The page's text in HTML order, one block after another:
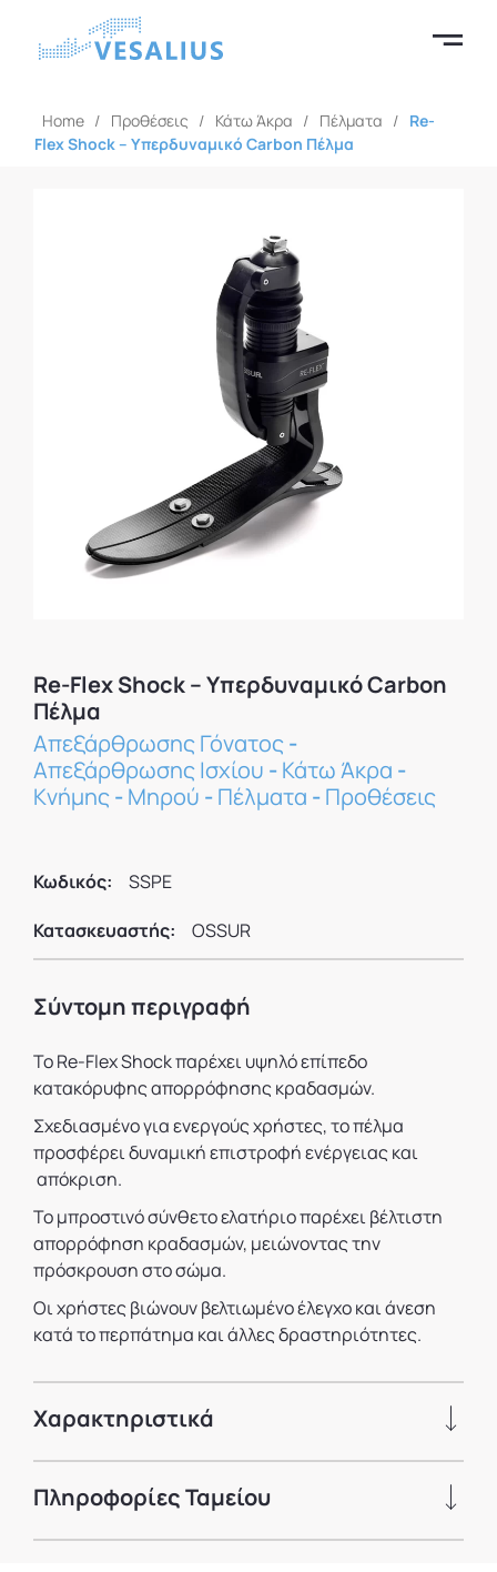
Home / Προθέσεις / Κάτω Άκρα / Πέλματα / Re-
Flex Shock – Υπερδυναμικό Carbon Πέλμα
Re-Flex Shock – Υπερδυναμικό Carbon
Πέλμα
Απεξάρθρωσης Γόνατος-
Απεξάρθρωσης Ισχίου -Κάτω Άκρα -
Κνήμης-Μηρού -Πέλματα -Προθέσεις
Κωδικός:
SSPE
Κατασκευαστής:
OSSUR
Σύντομη περιγραφή
Το Re-Flex Shock παρέχει υψηλό επίπεδο
κατακόρυφης απορρόφησης κραδασμών.
Σχεδιασμένο για ενεργούς χρήστες, το πέλμα
προσφέρει δυναμική επιστροφή ενέργειας και
απόκριση.
Το μπροστινό σύνθετο ελατήριο παρέχει βέλτιστη
απορρόφηση κραδασμών, μειώνοντας την
πρόσκρουση στο σώμα.
Οι χρήστες βιώνουν βελτιωμένο έλεγχο και άνεση
κατά το περπάτημα και άλλες δραστηριότητες.
Χαρακτηριστικά
Πληροφορίες Ταμείου